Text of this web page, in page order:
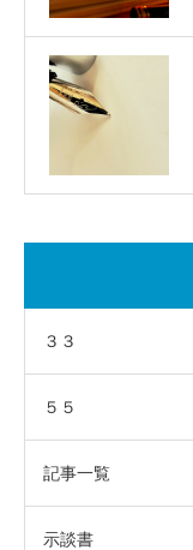
３３
５５
記事一覧
示談書